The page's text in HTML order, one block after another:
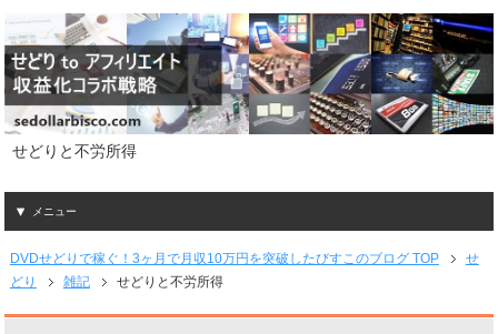
せどりと不労所得
メニュー
DVDせどりで稼ぐ！3ヶ月で月収10万円を突破したびすこのブログ TOP
せ
どり
雑記 せどりと不労所得